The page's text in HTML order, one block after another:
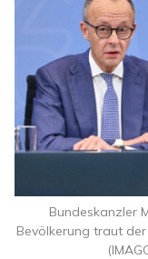
Bundeskanzler
Bevölkerung traut